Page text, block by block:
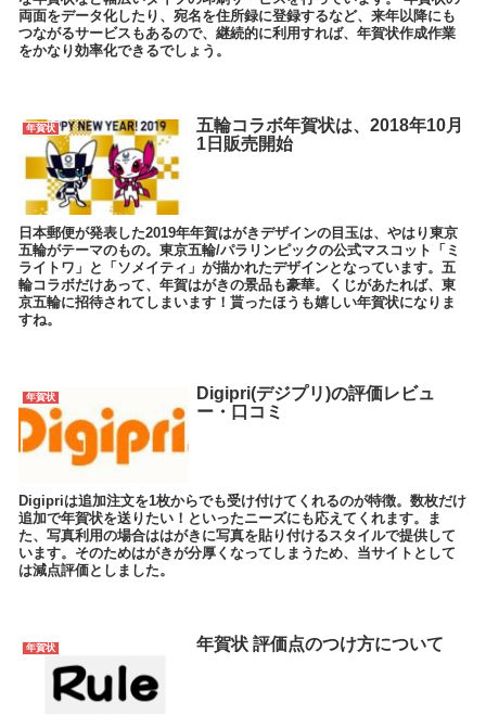
両面をデータ化したり、宛名を住所録に登録するなど、来年以降にも
つながるサービスもあるので、継続的に利用すれば、年賀状作成作業
をかなり効率化できるでしょう。
年賀状
五輪コラボ年賀状は、2018年10月
1日販売開始
日本郵便が発表した2019年年賀はがきデザインの目玉は、やはり東京
五輪がテーマのもの。東京五輪/パラリンピックの公式マスコット「ミ
ライトワ」と「ソメイティ」が描かれたデザインとなっています。五
輪コラボだけあって、年賀はがきの景品も豪華。くじがあたれば、東
京五輪に招待されてしまいます！貰ったほうも嬉しい年賀状になりま
すね。
年賀状
Digipri(デジプリ)の評価レビュ
ー・口コミ
Digipriは追加注文を1枚からでも受け付けてくれるのが特徴。数枚だけ
追加で年賀状を送りたい！といったニーズにも応えてくれます。ま
た、写真利用の場合ははがきに写真を貼り付けるスタイルで提供して
います。そのためはがきが分厚くなってしまうため、当サイトとして
は減点評価としました。
年賀状 年賀状 評価点のつけ方について